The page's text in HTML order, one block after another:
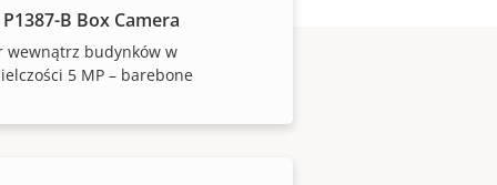
P1387-B Box Camera
wewnątrz budynków w
5 MP – barebone